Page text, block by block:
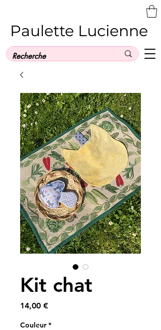
Paulette Lucienne
Kit chat
14,00 €Prix
Couleur *